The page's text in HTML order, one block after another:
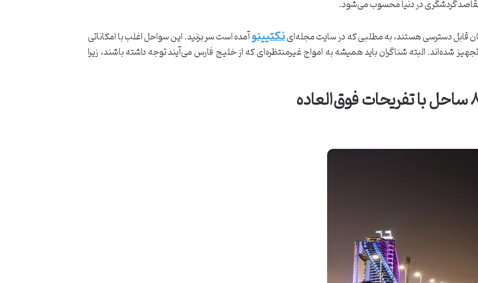
گردشگری در دنیا محسوب می‌شود.
قابل دسترسی هستند، به مطلبی که در سایت مجله‌اینکتیینوآمده است سر بزنید. این سواحل اغلب با امکاناتی
البته شناگران باید همیشه به امواج غیرمنتظره‌ای که از خلیج فارس می‌آیند توجه داشته باشند، زیرا